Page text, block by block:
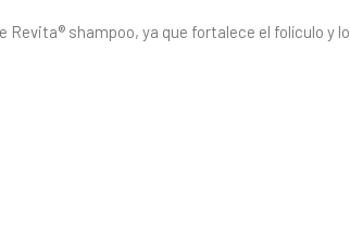
shampoo, ya que fortalece el folículo y